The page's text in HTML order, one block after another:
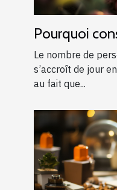
Pourquoi
Le nombre de
s’accroît de jour
au fait que...